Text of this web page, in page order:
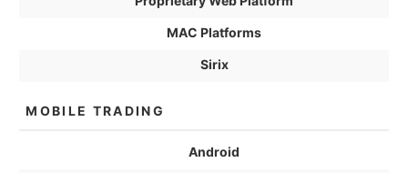
MAC Platforms
Sirix
MOBILE TRADING
Android